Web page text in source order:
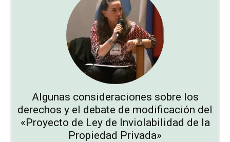
Algunas consideraciones sobre los
derechos y el debate de modificación del
«Proyecto de Ley de Inviolabilidad de la
Propiedad Privada»